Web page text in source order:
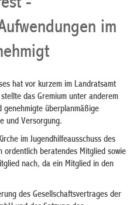
im
hat vor kurzem im Landratsamt
das Gremium unter anderem
genehmigte überplanmäßige
und Versorgung.
im Jugendhilfeausschuss des
ordentlich beratendes Mitglied sowie
nach, da ein Mitglied in den
des Gesellschaftsvertrages der